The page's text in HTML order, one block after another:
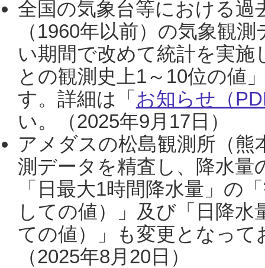
全国の気象台等における過
（1960年以前）の気象観
い期間で改めて統計を実
との観測史上1～10位の値
す。詳細は「 お知らせ（
い。（2025年9月17日）
アメダスの松島観測所（熊
測データを精査し、降水
「日最大1時間降水量」の
しての値）」及び「日降
ての値）」も変更となっ
（2025年8月20日）